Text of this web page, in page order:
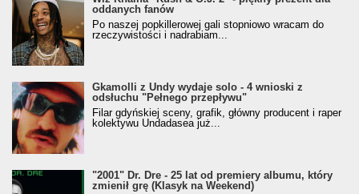
oddanych fanów
Po naszej popkillerowej gali stopniowo wracam do
rzeczywistości i nadrabiam...
Gkamolli z Undy wydaje solo - 4 wnioski z
odsłuchu "Pełnego przepływu"
Filar gdyńskiej sceny, grafik, główny producent i raper
kolektywu Undadasea już...
"2001" Dr. Dre - 25 lat od premiery albumu, który
zmienił grę (Klasyk na Weekend)